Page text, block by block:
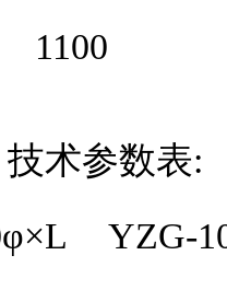
1100
术参数表:
YZG-